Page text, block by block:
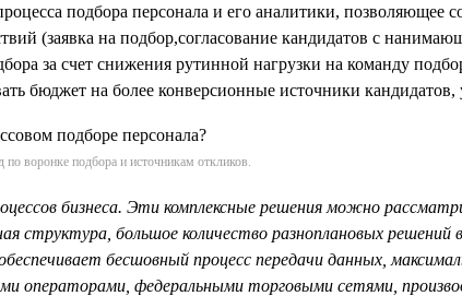
подбора персонала и его аналитики, позволяющее
(заявка на подбор,согласование кандидатов с
за счет снижения рутинной нагрузки на команду
бюджет на более конверсионные источники кандидатов,
воронке подбора и источникам откликов.
бизнеса. Эти комплексные решения можно
структура, большое количество разноплановых
бесшовный процесс передачи данных,
операторами, федеральными торговыми сетями,